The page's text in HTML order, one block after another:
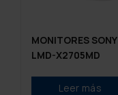
MONITORES SONY
LMD-X2705MD
Leer más